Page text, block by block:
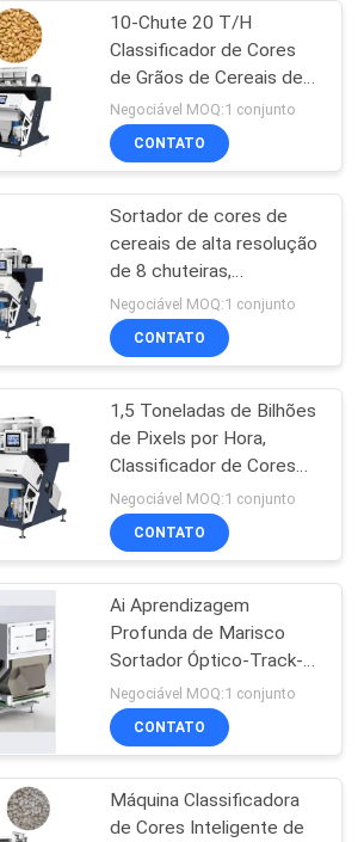
de fluxo
34
de grão de
13
portátil de
10-Chute 20 T/H
Classificador de Cores
de Grãos de Cereais de
Alta Resolução para
Trigo, Milho e Grãos.
Negociável MOQ:1 conjunto
CONTATO
Sortador de cores de
cereais de alta resolução
de 8 chuteiras,
capacidade para milho,
trigo, arroz e legumes.
Negociável MOQ:1 conjunto
CONTATO
1,5 Toneladas de Bilhões
de Pixels por Hora,
Classificador de Cores
Sesame com Sistema
Operacional Inteligente
Negociável MOQ:1 conjunto
CONTATO
Ai Aprendizagem
Profunda de Marisco
Sortador Óptico-Track-
Type, para Marisco.
Negociável MOQ:1 conjunto
CONTATO
Máquina Classificadora
de Cores Inteligente de